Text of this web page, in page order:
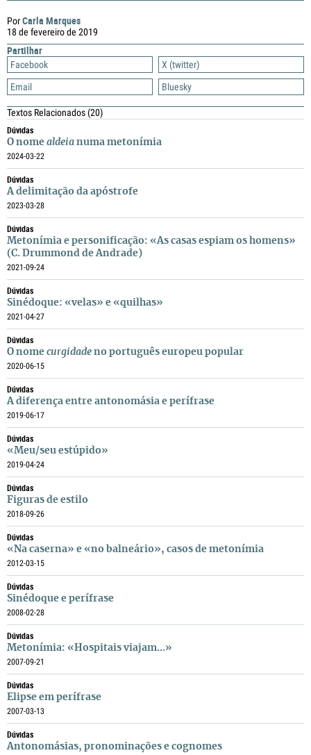
PorCarla Marques
18 de fevereiro de 2019
Partilhar
Facebook
X (twitter)
Email
Bluesky
Textos Relacionados(20)
Dúvidas
O nome aldeia numa metonímia
2024-03-22
Dúvidas
A delimitação da apóstrofe
2023-03-28
Dúvidas
Metonímia e personificação: «As casas espiam os homens»
(C. Drummond de Andrade)
2021-09-24
Dúvidas
Sinédoque: «velas» e «quilhas»
2021-04-27
Dúvidas
O nome curgidade no português europeu popular
2020-06-15
Dúvidas
A diferença entre antonomásia e perífrase
2019-06-17
Dúvidas
«Meu/seu estúpido»
2019-04-24
Dúvidas
Figuras de estilo
2018-09-26
Dúvidas
«Na caserna» e «no balneário», casos de metonímia
2012-03-15
Dúvidas
Sinédoque e perífrase
2008-02-28
Dúvidas
Metonímia: «Hospitais viajam...»
2007-09-21
Dúvidas
Elipse em perífrase
2007-03-13
Dúvidas
Antonomásias, pronominações e cognomes